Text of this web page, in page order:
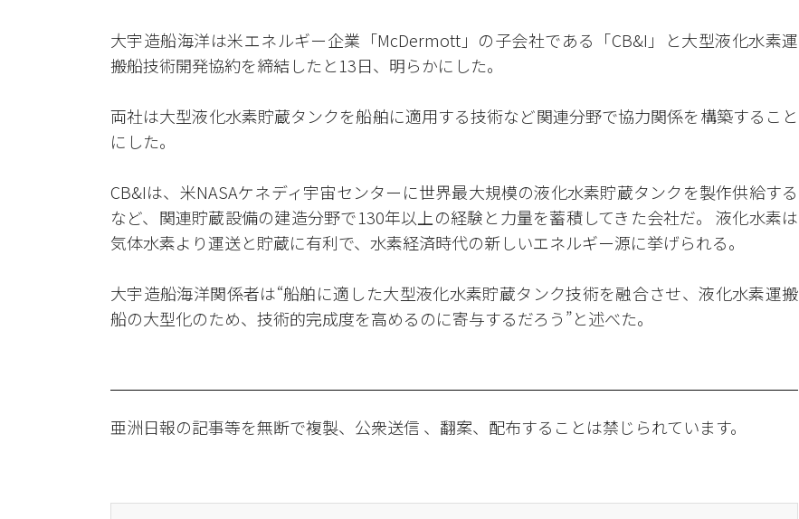
大宇造船海洋は米エネルギー企業「McDermott」の子会社である「CB&I」と大型液化水素運
搬船技術開発協約を締結したと13日、明らかにした。
両社は大型液化水素貯蔵タンクを船舶に適用する技術など関連分野で協力関係を構築すること
にした。
CB&Iは、米NASAケネディ宇宙センターに世界最大規模の液化水素貯蔵タンクを製作供給する
など、関連貯蔵設備の建造分野で130年以上の経験と力量を蓄積してきた会社だ。 液化水素は
気体水素より運送と貯蔵に有利で、水素経済時代の新しいエネルギー源に挙げられる。
大宇造船海洋関係者は“船舶に適した大型液化水素貯蔵タンク技術を融合させ、液化水素運搬
船の大型化のため、技術的完成度を高めるのに寄与するだろう”と述べた。
亜洲日報の記事等を無断で複製、公衆送信 、翻案、配布することは禁じられています。